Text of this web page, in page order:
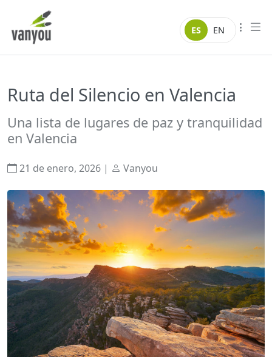
ES EN
Ruta del Silencio en Valencia
Una lista de lugares de paz y tranquilidad
en Valencia
21 de enero, 2026 | Vanyou